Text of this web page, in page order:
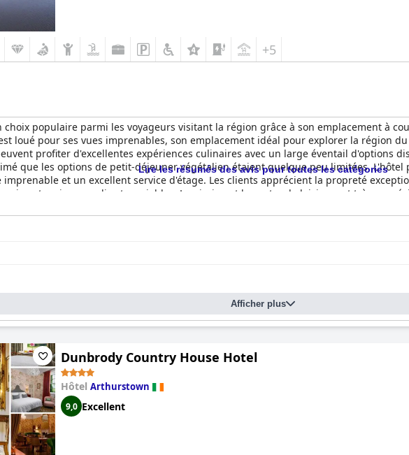
+5
choix populaire parmi les voyageurs visitant la région grâce à son emplacement à
loué pour ses vues imprenables, son emplacement idéal pour explorer la région
profiter d'excellentes expériences culinaires avec un large éventail d'options
que les options de petit-déjeuner végétalien étaient quelque peu limitées. L'hôtel
imprenable et un excellent service d'étage. Les clients apprécient la propreté
qui sont amicaux, polis et serviables. La piscine et le centre de loisirs sont très
clients aient eu des problèmes avec des lits grinçants ou des matelas
sont à la fois jolies et confortables. Dans l'ensemble, l'hôtel Ferrycarrig offre une
avec de belles possibilités d'observation de la faune.
Lire les résumés des avis pour toutes les catégories
Afficher plus
Dunbrody Country House Hotel
Hôtel Arthurstown
9,0 Excellent